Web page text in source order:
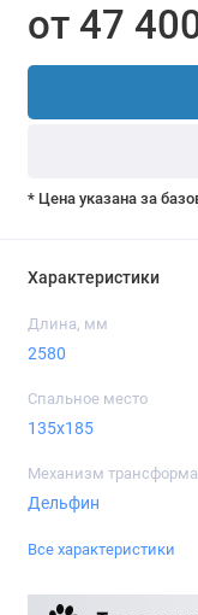
от 47
* Цена указана за
Характеристики
Длина, мм
2580
Спальное место
135x185
Механизм
Дельфин
Все характеристики